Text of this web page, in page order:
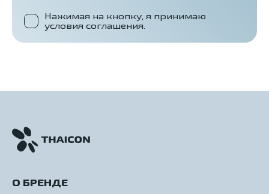
Нажимая на кнопку, я принимаю
условия соглашения.
О БРЕНДЕ